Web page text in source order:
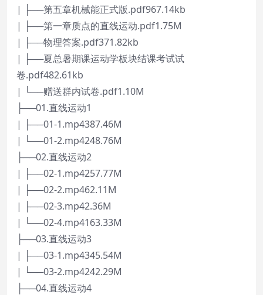
| ├──第五章机械能正式版.pdf967.14kb
| ├──第一章质点的直线运动.pdf1.75M
| ├──物理答案.pdf371.82kb
| ├──夏总暑期课运动学板块结课考试试
卷.pdf482.61kb
| └──赠送群内试卷.pdf1.10M
├──01.直线运动1
| ├──01-1.mp4387.46M
| └──01-2.mp4248.76M
├──02.直线运动2
| ├──02-1.mp4257.77M
| ├──02-2.mp462.11M
| ├──02-3.mp42.36M
| └──02-4.mp4163.33M
├──03.直线运动3
| ├──03-1.mp4345.54M
| └──03-2.mp4242.29M
├──04.直线运动4